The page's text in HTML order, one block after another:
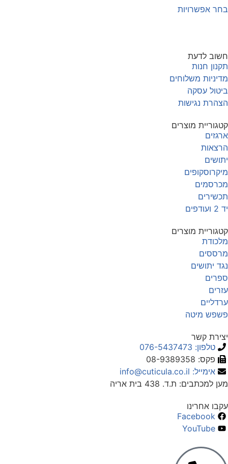
בחר אפשרויות
חשוב לדעת
תקנון חנות
מדיניות משלוחים
ביטול עסקה
הצהרת נגישות
קטגוריית מוצרים
ארגזים
הרצאות
יתושים
מיקרוסקופים
מכרסמים
תכשירים
יד 2 ועודפים
קטגוריית מוצרים
מלכודת
מרססים
נגד יתושים
ספרים
עזרים
ערדליים
פשפש מיטה
יצירת קשר
טלפון: 076-5437473
פקס: 08-9389358
אימייל: info@cuticula.co.il
מען למכתבים: ת.ד. 438 בית אריה
עקבו אחרינו
Facebook
YouTube